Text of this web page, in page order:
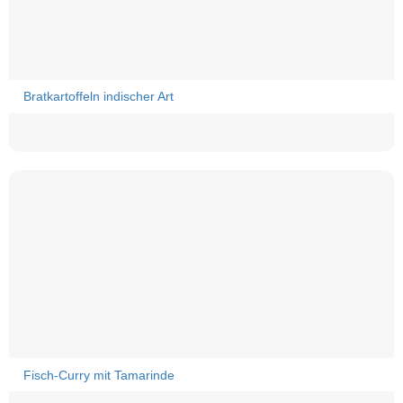
Bratkartoffeln indischer Art
Fisch-Curry mit Tamarinde